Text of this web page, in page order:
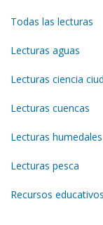
Todas las lecturas
Lecturas aguas
Lecturas ciencia
Lecturas cuencas
Lecturas humedales
Lecturas pesca
Recursos educativos